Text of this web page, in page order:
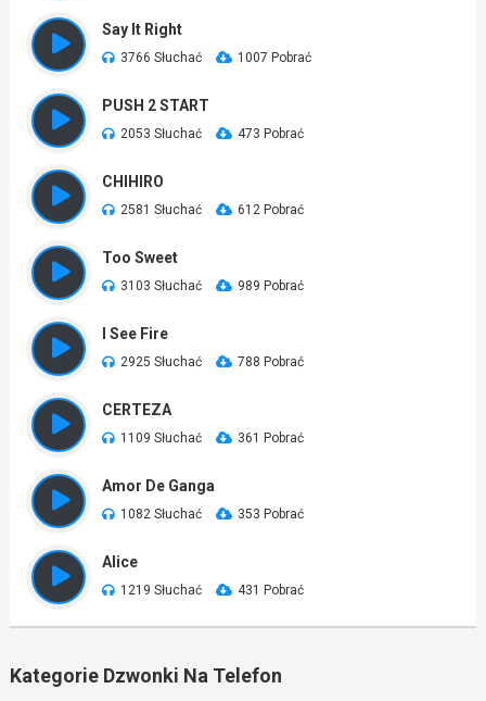
Say It Right
3766 Słuchać 1007 Pobrać
PUSH 2 START
2053 Słuchać 473 Pobrać
CHIHIRO
2581 Słuchać 612 Pobrać
Too Sweet
3103 Słuchać 989 Pobrać
I See Fire
2925 Słuchać 788 Pobrać
CERTEZA
1109 Słuchać 361 Pobrać
Amor De Ganga
1082 Słuchać 353 Pobrać
Alice
1219 Słuchać 431 Pobrać
Kategorie Dzwonki Na Telefon